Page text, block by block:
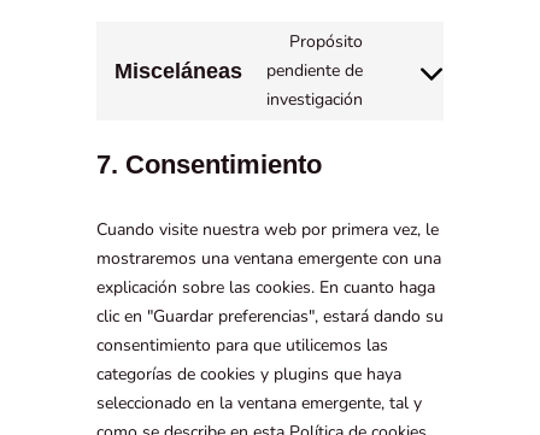
Misceláneas
Propósito
pendiente de
investigación
7. Consentimiento
Cuando visite nuestra web por primera vez, le
mostraremos una ventana emergente con una
explicación sobre las cookies. En cuanto haga
clic en "Guardar preferencias", estará dando su
consentimiento para que utilicemos las
categorías de cookies y plugins que haya
seleccionado en la ventana emergente, tal y